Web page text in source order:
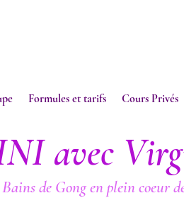
Formules et tarifs Cours Privés
avec
de Gong en plein coeur